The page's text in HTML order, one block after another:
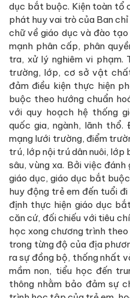
dục bắt buộc. Kiện toàn tổ
phát huy vai trò của Ban
chữ về giáo dục và đào
mạnh phân cấp, phân
tra, xử lý nghiêm vi phạm.
trường, lớp, cơ sở vật
đảm điều kiện thực hiện
buộc theo hướng chuẩn
với quy hoạch hệ thống
quốc gia, ngành, lãnh
mạng lưới trường, điểm
trú, lớp nội trú dân nuôi, lớp
sâu, vùng xa. Bởi việc
giáo dục, giáo dục bắt
huy động trẻ em đến tuổi
định thực hiện giáo dục
căn cứ, đối chiếu với tiêu
học xong chương trình
trong từng độ của địa
ra sự đồng bộ, thống nhất
mầm non, tiểu học đến
thông nhằm bảo đảm sự